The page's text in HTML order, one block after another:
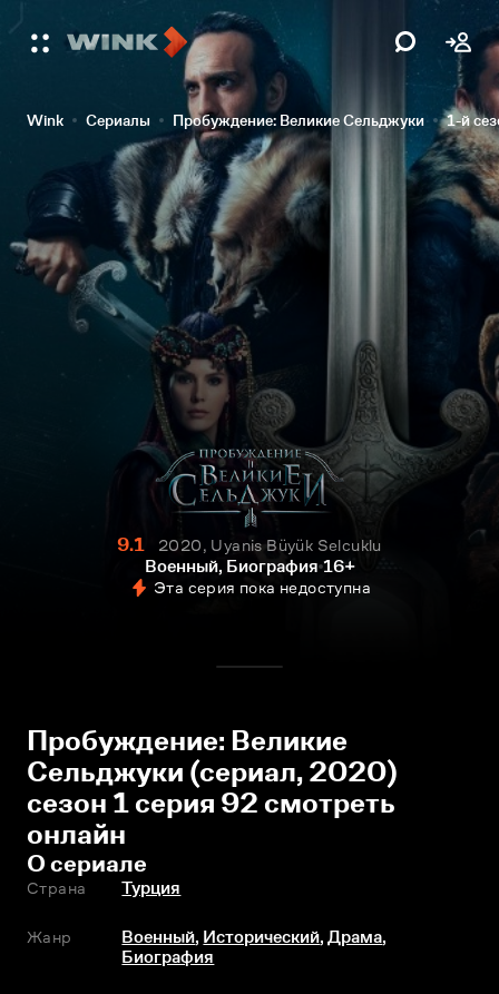
Wink Сериалы Пробуждение: Великие Сельджуки 1-й
9.1
2020, Uyanis Büyük Selcuklu
Военный, Биография 16+
Эта серия пока недоступна
Пробуждение: Великие
Сельджуки (сериал, 2020)
сезон 1 серия 92 смотреть
онлайн
О сериале
Страна Турция
Жанр Военный, Исторический,Драма,
Биография